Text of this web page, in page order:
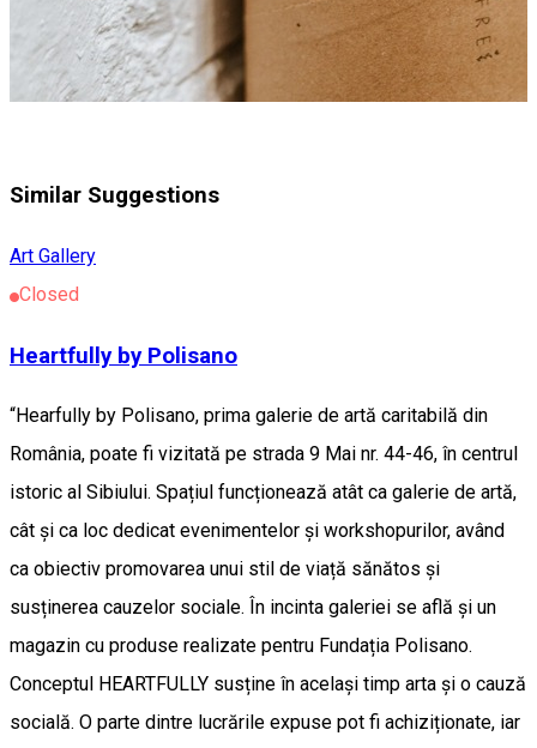
Similar Suggestions
Art Gallery
Closed
Heartfully by Polisano
“Hearfully by Polisano, prima galerie de artă caritabilă din
România, poate fi vizitată pe strada 9 Mai nr. 44-46, în centrul
istoric al Sibiului. Spațiul funcționează atât ca galerie de artă,
cât și ca loc dedicat evenimentelor și workshopurilor, având
ca obiectiv promovarea unui stil de viață sănătos și
susținerea cauzelor sociale. În incinta galeriei se află și un
magazin cu produse realizate pentru Fundația Polisano.
Conceptul HEARTFULLY susține în același timp arta și o cauză
socială. O parte dintre lucrările expuse pot fi achiziționate, iar